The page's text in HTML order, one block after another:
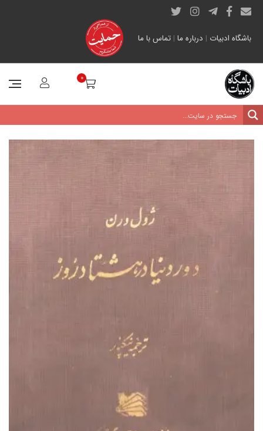
باشگاه ادبیات | درباره ما | تماس با ما
0